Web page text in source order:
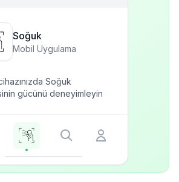
Soğuk
Mobil Uygulama
Soğuk
gücünü deneyimleyin